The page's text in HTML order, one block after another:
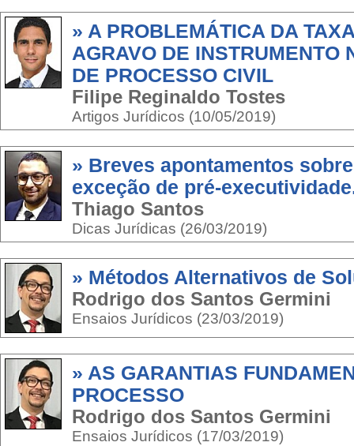
» A PROBLEMÁTICA DA
AGRAVO DE INSTRUMENTO
DE PROCESSO CIVIL
Filipe Reginaldo Tostes
Artigos Jurídicos (10/05/2019)
» Breves apontamentos
exceção de pré-
Thiago Santos
Dicas Jurídicas (26/03/2019)
» Métodos Alternativos de
Rodrigo dos Santos Germini
Ensaios Jurídicos (23/03/2019)
» AS GARANTIAS
PROCESSO
Rodrigo dos Santos Germini
Ensaios Jurídicos (17/03/2019)